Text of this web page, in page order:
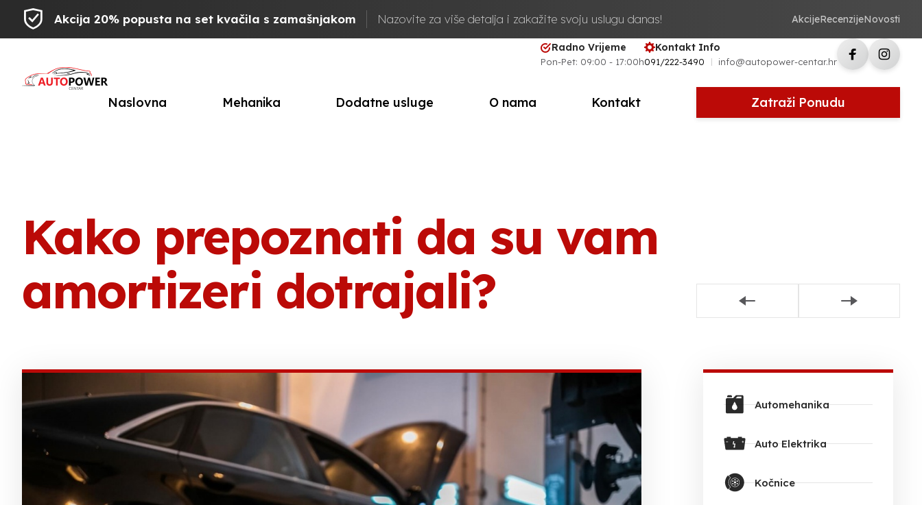
Akcija 20% popusta na set kvačila s zamašnjakom Nazovite za više detalja i zakažite svoju uslugu danas! AkcijeRecenzijeNovosti
Radno Vrijeme
Pon-Pet: 09:00 - 17:00h
Kontakt Info
091/222-3490 info@autopower-centar.hr
Naslovna Mehanika Dodatne usluge O nama Kontakt Zatraži Ponudu
Kako prepoznati da su vam
amortizeri dotrajali?
Automehanika
Auto Elektrika
Kočnice